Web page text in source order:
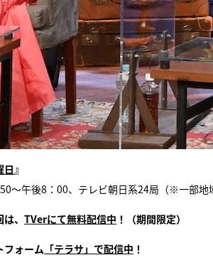
日』
～午後8：00、テレビ朝日系24局（※一部地
、 TVerにて無料配信中 ！（期間限定）
ォーム 「テラサ」で配信中 ！